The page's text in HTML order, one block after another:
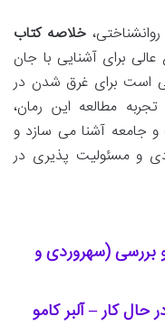
خلاصه کتاب
برای آشنایی با جان
است برای غرق شدن در
مطالعه این رمان،
و جامعه آشنا می سازد و
و مسئولیت پذیری در
بررسی (سهروردی و
کار – آلبر کامو